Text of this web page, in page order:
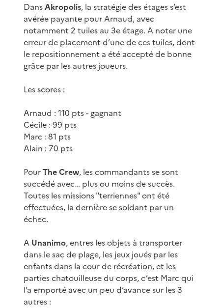
DansAkropolis, la stratégie des étages s’est
avérée payante pour Arnaud, avec
notamment 2 tuiles au 3e étage. A noter une
erreur de placement d’une de ces tuiles, dont
le repositionnement a été accepté de bonne
grâce par les autres joueurs.
Les scores :
Arnaud : 110 pts - gagnant
Cécile : 99 pts
Marc : 81 pts
Alain : 70 pts
PourThe Crew, les commandants se sont
succédé avec… plus ou moins de succès.
Toutes les missions "terriennes" ont été
effectuées, la dernière se soldant par un
échec.
A Unanimo, entres les objets à transporter
dans le sac de plage, les jeux joués par les
enfants dans la cour de récréation, et les
parties chatouilleuse du corps, c’est Marc qui
l’a emporté avec un peu d’avance sur les 3
autres :